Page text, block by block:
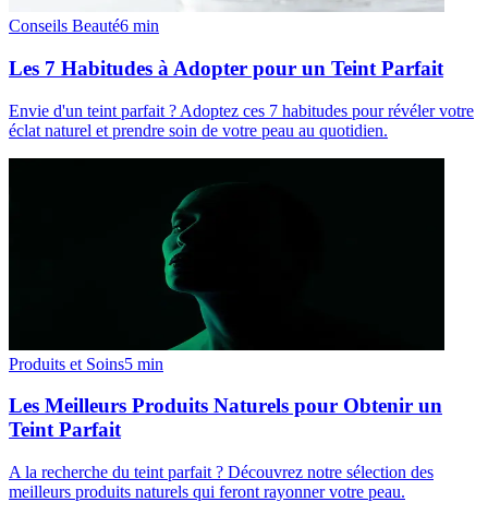
Conseils Beauté6 min
Les 7 Habitudes à Adopter pour un Teint Parfait
Envie d'un teint parfait ? Adoptez ces 7 habitudes pour révéler votre
éclat naturel et prendre soin de votre peau au quotidien.
Produits et Soins5 min
Les Meilleurs Produits Naturels pour Obtenir un
Teint Parfait
A la recherche du teint parfait ? Découvrez notre sélection des
meilleurs produits naturels qui feront rayonner votre peau.